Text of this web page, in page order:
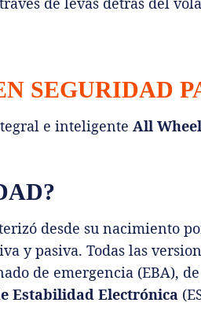
SEGURIDAD
e inteligente All
desde su nacimiento
y pasiva. Todas las
de emergencia (EBA),
Estabilidad Electrónica